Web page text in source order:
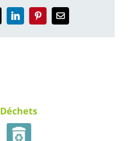
LinkedInPinterestEmail
Déchets